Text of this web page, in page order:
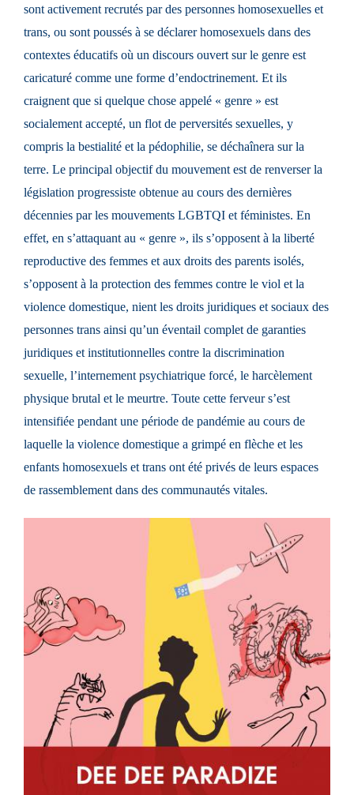
sont activement recrutés par des personnes homosexuelles et
trans, ou sont poussés à se déclarer homosexuels dans des
contextes éducatifs où un discours ouvert sur le genre est
caricaturé comme une forme d’endoctrinement. Et ils
craignent que si quelque chose appelé « genre » est
socialement accepté, un flot de perversités sexuelles, y
compris la bestialité et la pédophilie, se déchaînera sur la
terre. Le principal objectif du mouvement est de renverser la
législation progressiste obtenue au cours des dernières
décennies par les mouvements LGBTQI et féministes. En
effet, en s’attaquant au « genre », ils s’opposent à la liberté
reproductive des femmes et aux droits des parents isolés,
s’opposent à la protection des femmes contre le viol et la
violence domestique, nient les droits juridiques et sociaux des
personnes trans ainsi qu’un éventail complet de garanties
juridiques et institutionnelles contre la discrimination
sexuelle, l’internement psychiatrique forcé, le harcèlement
physique brutal et le meurtre. Toute cette ferveur s’est
intensifiée pendant une période de pandémie au cours de
laquelle la violence domestique a grimpé en flèche et les
enfants homosexuels et trans ont été privés de leurs espaces
de rassemblement dans des communautés vitales.